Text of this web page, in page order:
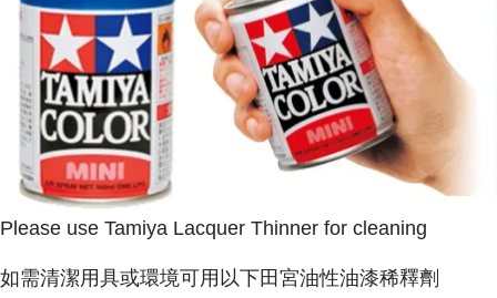
Please use Tamiya Lacquer Thinner for cleaning
如需清潔用具或環境可用以下田宮油性油漆稀釋劑